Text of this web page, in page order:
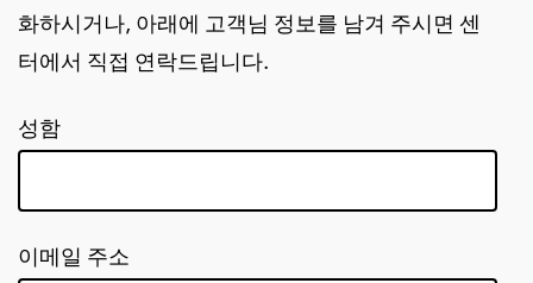
화하시거나, 아래에 고객님 정보를 남겨 주시면 센
터에서 직접 연락드립니다.
성함
이메일 주소